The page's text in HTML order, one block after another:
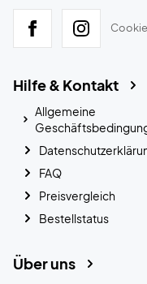
Hilfe & Kontakt
Allgemeine
FAQ
Preisvergleich
Bestellstatus
Über uns